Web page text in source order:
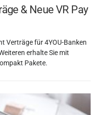
& Neue VR Pay
Verträge für 4YOU-Banken
erhalte Sie mit
Pakete.